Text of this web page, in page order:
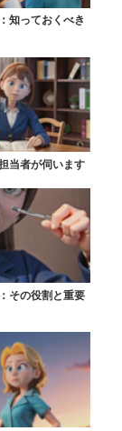
知っておくべき
当者が伺います
その役割と重要